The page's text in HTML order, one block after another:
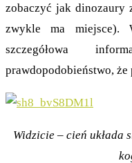
zobaczyć jak dinozaury
zwykle ma miejsce).
szczegółowa
prawdopodobieństwo,
Widzicie – cień układa